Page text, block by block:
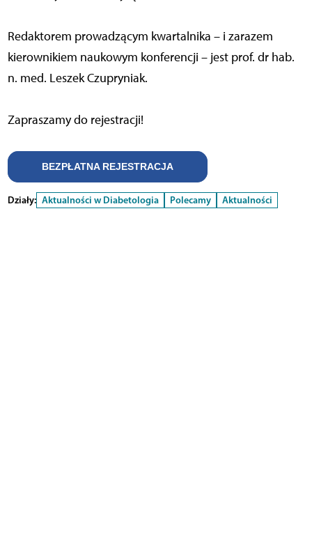
Redaktorem prowadzącym kwartalnika – i zarazem
kierownikiem naukowym konferencji – jest prof. dr hab.
n. med. Leszek Czupryniak.
Zapraszamy do rejestracji!
BEZPŁATNA REJESTRACJA
Działy: Aktualności w Diabetologia Polecamy Aktualności